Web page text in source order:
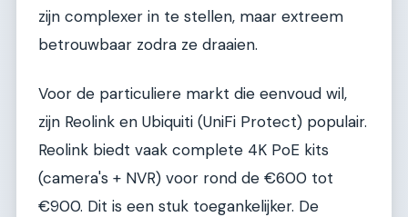
zijn complexer in te stellen, maar extreem
betrouwbaar zodra ze draaien.
Voor de particuliere markt die eenvoud wil,
zijn Reolink en Ubiquiti (UniFi Protect) populair.
Reolink biedt vaak complete 4K PoE kits
(camera's + NVR) voor rond de €600 tot
€900. Dit is een stuk toegankelijker. De